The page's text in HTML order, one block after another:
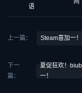
语
上一篇： Steam喜加一
下一
篇：
夏促狂欢！
一！